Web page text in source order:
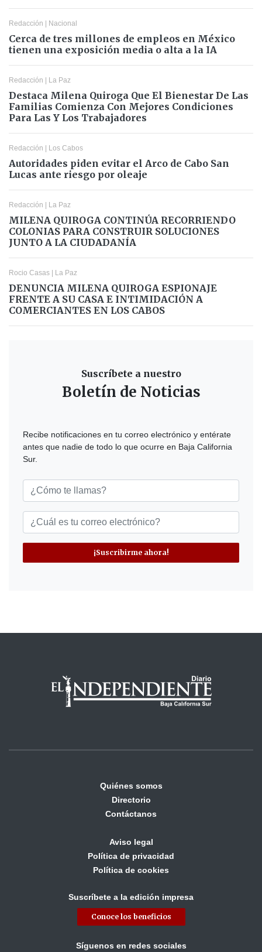
Redacción Nacional
Cerca de tres millones de empleos en México
tienen una exposición media o alta a la IA
Redacción La Paz
Destaca Milena Quiroga Que El Bienestar De Las
Familias Comienza Con Mejores Condiciones
Para Las Y Los Trabajadores
Redacción Los Cabos
Autoridades piden evitar el Arco de Cabo San
Lucas ante riesgo por oleaje
Redacción La Paz
MILENA QUIROGA CONTINÚA RECORRIENDO
COLONIAS PARA CONSTRUIR SOLUCIONES
JUNTO A LA CIUDADANÍA
Rocio Casas La Paz
DENUNCIA MILENA QUIROGA ESPIONAJE
FRENTE A SU CASA E INTIMIDACIÓN A
COMERCIANTES EN LOS CABOS
Suscríbete a nuestro
Boletín de Noticias
Recibe notificaciones en tu correo electrónico y entérate
antes que nadie de todo lo que ocurre en Baja California
Sur.
¡Suscribirme ahora!
Quiénes somos
Directorio
Contáctanos
Aviso legal
Política de privacidad
Política de cookies
Suscríbete a la edición impresa
Conoce los beneficios
Síguenos en redes sociales